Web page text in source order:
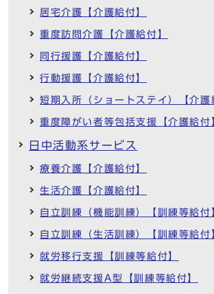
居宅介護【介護給付】
重度訪問介護【介護給付】
同行援護【介護給付】
行動援護【介護給付】
短期入所（ショートステイ）【介護
重度障がい者等包括支援【介護給付
日中活動系サービス
療養介護【介護給付】
生活介護【介護給付】
自立訓練（機能訓練）【訓練等給付
自立訓練（生活訓練）【訓練等給付
就労移行支援【訓練等給付】
就労継続支援A型【訓練等給付】